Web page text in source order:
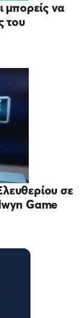
μπορείς να
του
σε
Game